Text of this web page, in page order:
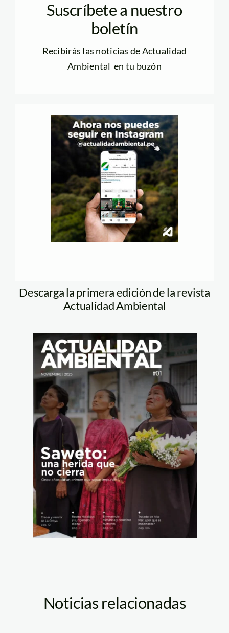
Suscríbete a nuestro
boletín
Recibirás las noticias de Actualidad
Ambiental en tu buzón
Descarga la primera edición de la revista
Actualidad Ambiental
Noticias relacionadas